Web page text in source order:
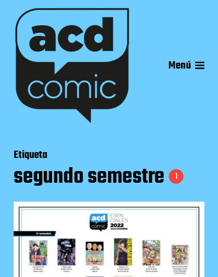
Menú
Etiqueta
segundo semestre 1